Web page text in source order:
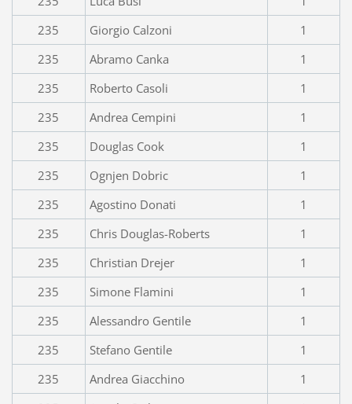
235
Giorgio Calzoni
1
235
Abramo Canka
1
235
Roberto Casoli
1
235
Andrea Cempini
1
235
Douglas Cook
1
235
Ognjen Dobric
1
235
Agostino Donati
1
235
Chris Douglas-Roberts
1
235
Christian Drejer
1
235
Simone Flamini
1
235
Alessandro Gentile
1
235
Stefano Gentile
1
235
Andrea Giacchino
1